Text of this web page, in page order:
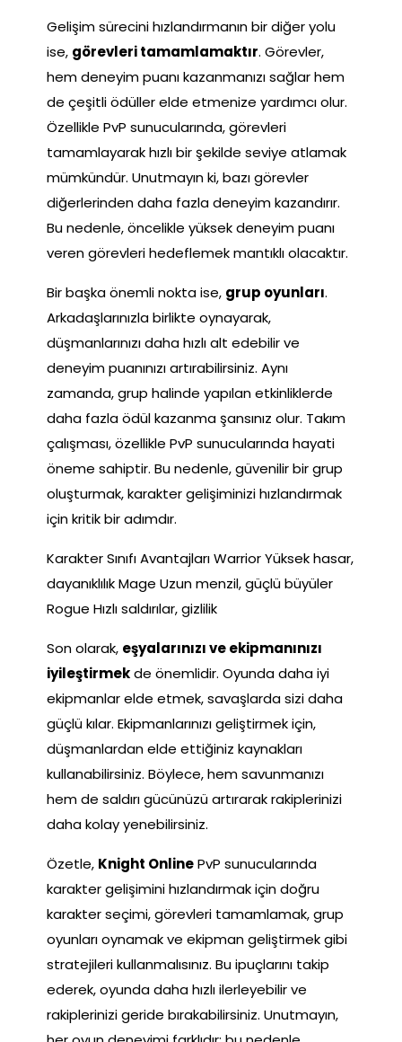
Gelişim sürecini hızlandırmanın bir diğer yolu
ise, görevleri tamamlamaktır. Görevler,
hem deneyim puanı kazanmanızı sağlar hem
de çeşitli ödüller elde etmenize yardımcı olur.
Özellikle PvP sunucularında, görevleri
tamamlayarak hızlı bir şekilde seviye atlamak
mümkündür. Unutmayın ki, bazı görevler
diğerlerinden daha fazla deneyim kazandırır.
Bu nedenle, öncelikle yüksek deneyim puanı
veren görevleri hedeflemek mantıklı olacaktır.
Bir başka önemli nokta ise, grup oyunları.
Arkadaşlarınızla birlikte oynayarak,
düşmanlarınızı daha hızlı alt edebilir ve
deneyim puanınızı artırabilirsiniz. Aynı
zamanda, grup halinde yapılan etkinliklerde
daha fazla ödül kazanma şansınız olur. Takım
çalışması, özellikle PvP sunucularında hayati
öneme sahiptir. Bu nedenle, güvenilir bir grup
oluşturmak, karakter gelişiminizi hızlandırmak
için kritik bir adımdır.
Karakter Sınıfı Avantajları Warrior Yüksek hasar,
dayanıklılık Mage Uzun menzil, güçlü büyüler
Rogue Hızlı saldırılar, gizlilik
Son olarak, eşyalarınızı ve ekipmanınızı
iyileştirmekde önemlidir. Oyunda daha iyi
ekipmanlar elde etmek, savaşlarda sizi daha
güçlü kılar. Ekipmanlarınızı geliştirmek için,
düşmanlardan elde ettiğiniz kaynakları
kullanabilirsiniz. Böylece, hem savunmanızı
hem de saldırı gücünüzü artırarak rakiplerinizi
daha kolay yenebilirsiniz.
Özetle, Knight OnlinePvP sunucularında
karakter gelişimini hızlandırmak için doğru
karakter seçimi, görevleri tamamlamak, grup
oyunları oynamak ve ekipman geliştirmek gibi
stratejileri kullanmalısınız. Bu ipuçlarını takip
ederek, oyunda daha hızlı ilerleyebilir ve
rakiplerinizi geride bırakabilirsiniz. Unutmayın,